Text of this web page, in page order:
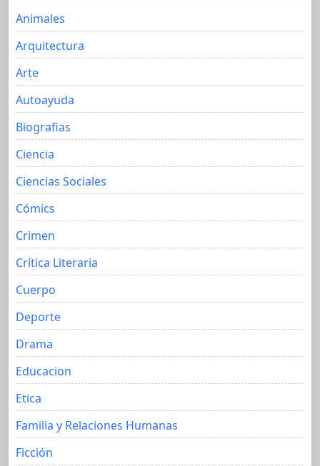
Animales
Arquitectura
Arte
Autoayuda
Biografias
Ciencia
Ciencias Sociales
Cómics
Crimen
Crítica Literaria
Cuerpo
Deporte
Drama
Educacion
Etica
Familia y Relaciones Humanas
Ficción